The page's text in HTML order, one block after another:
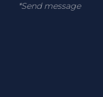
*Send message